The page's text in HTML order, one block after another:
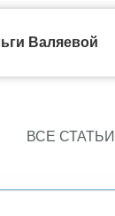
ВСЕ СТАТЬИ
Валяевой